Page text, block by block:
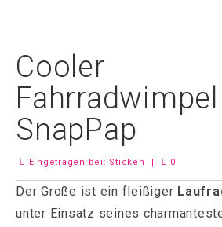
Shop
FAQs
Kontakt
Cooler
SnapPap
Eingetragen bei: Sticken | 0
Der Große ist ein fleißiger
unter Einsatz seines